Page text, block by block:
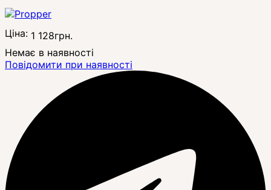
Ціна: 1 128грн.
Немає в наявності
Повідомити при наявності